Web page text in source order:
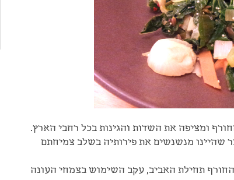
ומציפה את השדות והגינות בכל רחבי הארץ.
שהיינו מנשנשים את פירותיה בשלב צמיחתם
תחילת האביב, עקב השימוש בצמחי העונה